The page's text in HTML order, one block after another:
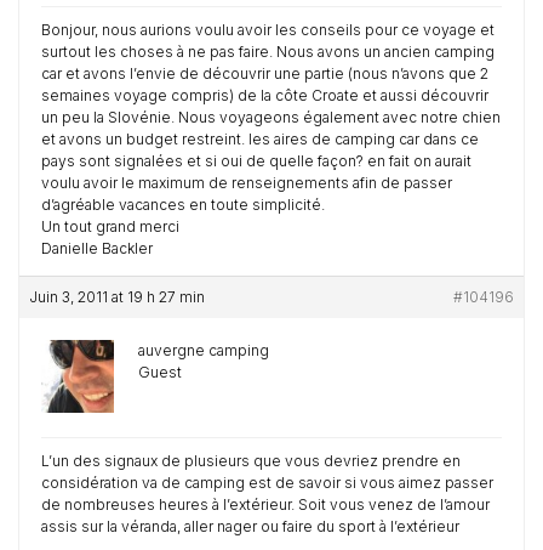
Bonjour, nous aurions voulu avoir les conseils pour ce voyage et
surtout les choses à ne pas faire. Nous avons un ancien camping
car et avons l’envie de découvrir une partie (nous n’avons que 2
semaines voyage compris) de la côte Croate et aussi découvrir
un peu la Slovénie. Nous voyageons également avec notre chien
et avons un budget restreint. les aires de camping car dans ce
pays sont signalées et si oui de quelle façon? en fait on aurait
voulu avoir le maximum de renseignements afin de passer
d’agréable vacances en toute simplicité.
Un tout grand merci
Danielle Backler
Juin 3, 2011 at 19 h 27 min #104196
auvergne camping
Guest
L’un des signaux de plusieurs que vous devriez prendre en
considération va de camping est de savoir si vous aimez passer
de nombreuses heures à l’extérieur. Soit vous venez de l’amour
assis sur la véranda, aller nager ou faire du sport à l’extérieur